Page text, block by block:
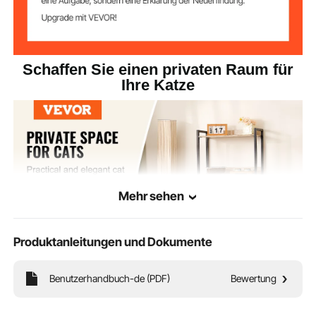
x B)
30,3 x 10,2 Zoll / 770 x 260
mm
ungen
7,9 x 9,4 Zoll / 200 x 238,7
mm
Schubladenabme
ssungen
11 x 11 x 5,9 Zoll / 279,4 x
279,4 x 149,8 mm
Schaffen Sie einen privaten Raum für
Ihre Katze
Mehr sehen
Produktanleitungen und Dokumente
Benutzerhandbuch-de (PDF) Bewertung